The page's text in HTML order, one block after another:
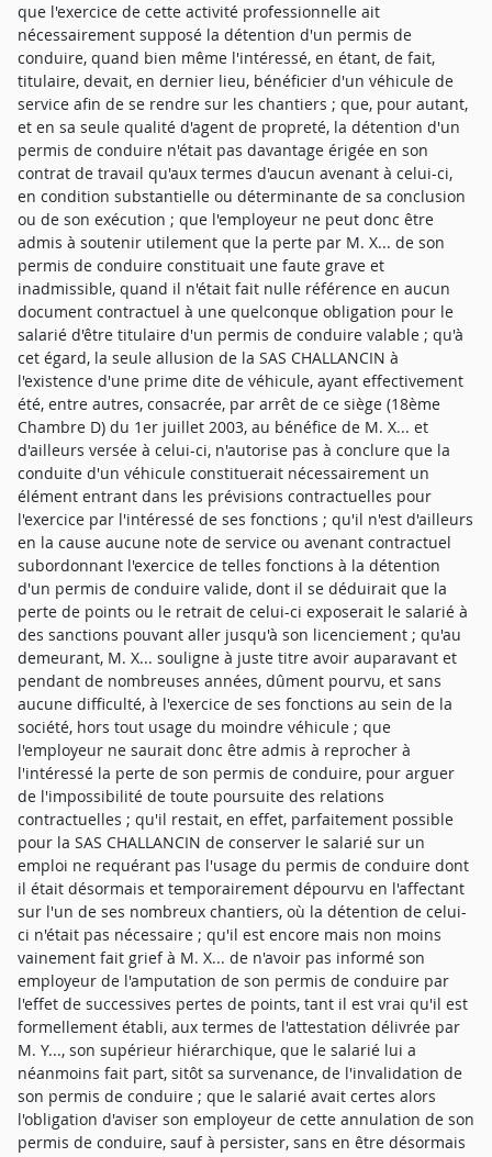
que l'exercice de cette activité professionnelle ait
nécessairement supposé la détention d'un permis de
conduire, quand bien même l'intéressé, en étant, de fait,
titulaire, devait, en dernier lieu, bénéficier d'un véhicule de
service afin de se rendre sur les chantiers ; que, pour autant,
et en sa seule qualité d'agent de propreté, la détention d'un
permis de conduire n'était pas davantage érigée en son
contrat de travail qu'aux termes d'aucun avenant à celui-ci,
en condition substantielle ou déterminante de sa conclusion
ou de son exécution ; que l'employeur ne peut donc être
admis à soutenir utilement que la perte par M. X... de son
permis de conduire constituait une faute grave et
inadmissible, quand il n'était fait nulle référence en aucun
document contractuel à une quelconque obligation pour le
salarié d'être titulaire d'un permis de conduire valable ; qu'à
cet égard, la seule allusion de la SAS CHALLANCIN à
l'existence d'une prime dite de véhicule, ayant effectivement
été, entre autres, consacrée, par arrêt de ce siège (18ème
Chambre D) du 1er juillet 2003, au bénéfice de M. X... et
d'ailleurs versée à celui-ci, n'autorise pas à conclure que la
conduite d'un véhicule constituerait nécessairement un
élément entrant dans les prévisions contractuelles pour
l'exercice par l'intéressé de ses fonctions ; qu'il n'est d'ailleurs
en la cause aucune note de service ou avenant contractuel
subordonnant l'exercice de telles fonctions à la détention
d'un permis de conduire valide, dont il se déduirait que la
perte de points ou le retrait de celui-ci exposerait le salarié à
des sanctions pouvant aller jusqu'à son licenciement ; qu'au
demeurant, M. X... souligne à juste titre avoir auparavant et
pendant de nombreuses années, dûment pourvu, et sans
aucune difficulté, à l'exercice de ses fonctions au sein de la
société, hors tout usage du moindre véhicule ; que
l'employeur ne saurait donc être admis à reprocher à
l'intéressé la perte de son permis de conduire, pour arguer
de l'impossibilité de toute poursuite des relations
contractuelles ; qu'il restait, en effet, parfaitement possible
pour la SAS CHALLANCIN de conserver le salarié sur un
emploi ne requérant pas l'usage du permis de conduire dont
il était désormais et temporairement dépourvu en l'affectant
sur l'un de ses nombreux chantiers, où la détention de celui-
ci n'était pas nécessaire ; qu'il est encore mais non moins
vainement fait grief à M. X... de n'avoir pas informé son
employeur de l'amputation de son permis de conduire par
l'effet de successives pertes de points, tant il est vrai qu'il est
formellement établi, aux termes de l'attestation délivrée par
M. Y..., son supérieur hiérarchique, que le salarié lui a
néanmoins fait part, sitôt sa survenance, de l'invalidation de
son permis de conduire ; que le salarié avait certes alors
l'obligation d'aviser son employeur de cette annulation de son
permis de conduire, sauf à persister, sans en être désormais